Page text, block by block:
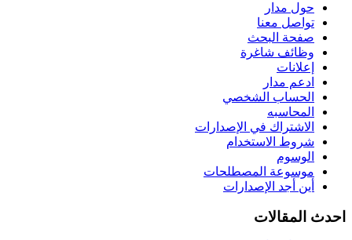
حول مدار
تواصل معنا
صفحة البحث
وظائف شاغرة
إعلانات
ادعم مدار
الحساب الشخصي
المحاسبه
الاشتراك في الإصدارات
شروط الاستخدام
الوسوم
موسوعة المصطلحات
أين أجد الإصدارات
احدث المقالات